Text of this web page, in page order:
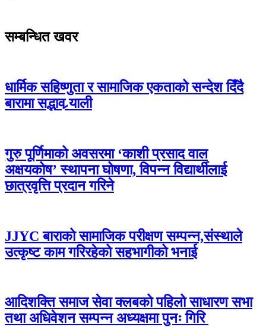
सम्बन्धित खवर
धार्मिक सहिष्णुता र सामाजिक एकताको सन्देश दिँदै
बारामा सद्भाव र्‍याली
गुरु पूर्णिमाको अवसरमा ‘काशी प्रसाद वाल
अक्षयकोष’ स्थापना घोषणा, विपन्न विद्यार्थीलाई
छात्रवृत्ति प्रदान गरिने
JJYC बाराको सामाजिक परीक्षण सम्पन्न,संस्थाले
उत्कृष्ट काम गरिरहेको सहभागीको भनाई
आदिशक्ति समाज सेवा क्लबको पहिलो साधारण सभा
तथा अधिवेशन सम्पन्न अध्यक्षमा पुनः गिरि